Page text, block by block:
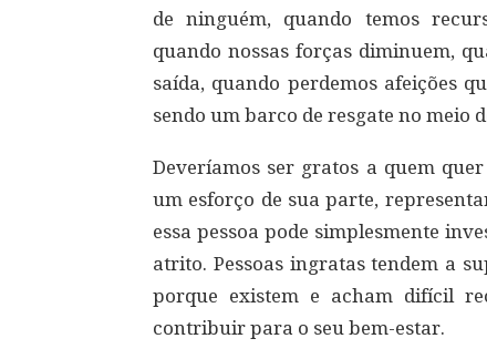
de ninguém, quando temos
quando nossas forças diminuem,
saída, quando perdemos afeições
sendo um barco de resgate no meio
Deveríamos ser gratos a quem
um esforço de sua parte,
essa pessoa pode simplesmente
atrito. Pessoas ingratas tendem a
porque existem e acham difícil
contribuir para o seu bem-estar.